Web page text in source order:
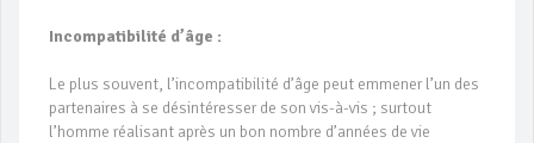
Incompatibilité d’âge :
Le plus souvent, l’incompatibilité d’âge peut emmener l’un des
partenaires à se désintéresser de son vis-à-vis ; surtout
l’homme réalisant après un bon nombre d’années de vie